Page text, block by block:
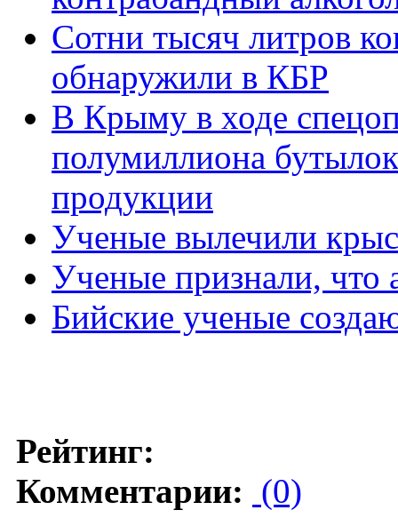
Сотни тысяч литров
обнаружили в КБР
В Крыму в ходе
полумиллиона
продукции
Ученые вылечили крыс
Ученые признали, что
Бийские ученые
Рейтинг:
Комментарии: (0)